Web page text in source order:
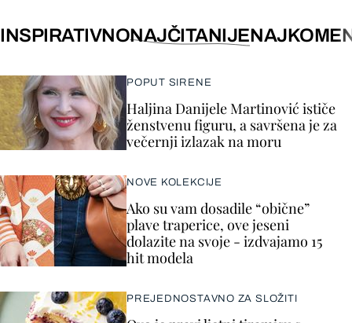
INSPIRATIVNONAJČITANIJE
POPUT SIRENE
Haljina Danijele Martinović ističe
ženstvenu figuru, a savršena je za
večernji izlazak na moru
NOVE KOLEKCIJE
Ako su vam dosadile “obične”
plave traperice, ove jeseni
dolazite na svoje - izdvajamo 15
hit modela
PREJEDNOSTAVNO ZA SLOŽITI